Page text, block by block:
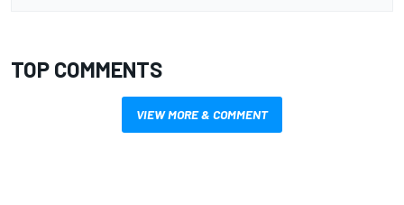
TOP COMMENTS
VIEW MORE & COMMENT